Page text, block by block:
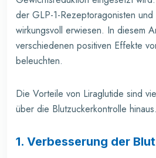
der GLP-1-Rezeptoragonisten
wirkungsvoll erwiesen. In diesem
verschiedenen positiven Effekte
beleuchten.
Die Vorteile von Liraglutide sind
über die Blutzuckerkontrolle hinaus.
1. Verbesserung der